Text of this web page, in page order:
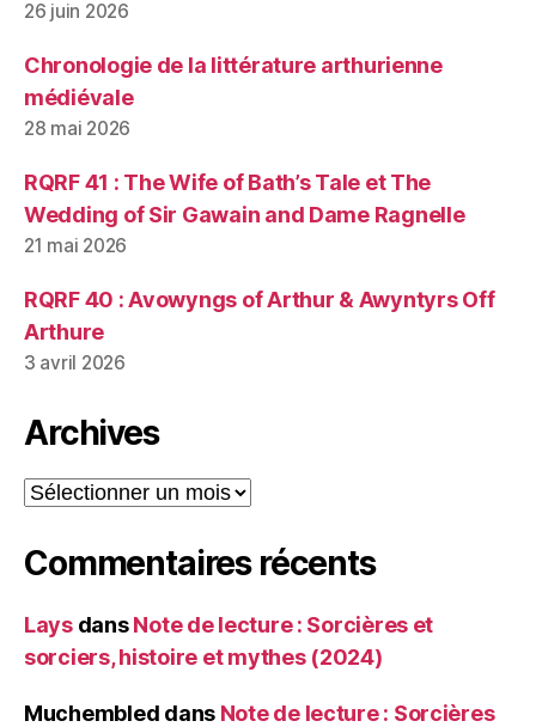
26 juin 2026
Chronologie de la littérature arthurienne
médiévale
28 mai 2026
RQRF 41 : The Wife of Bath’s Tale et The
Wedding of Sir Gawain and Dame Ragnelle
21 mai 2026
RQRF 40 : Avowyngs of Arthur & Awyntyrs Off
Arthure
3 avril 2026
Archives
Archives
Commentaires récents
LaysdansNote de lecture : Sorcières et
sorciers, histoire et mythes (2024)
Muchembled dans Note de lecture : Sorcières